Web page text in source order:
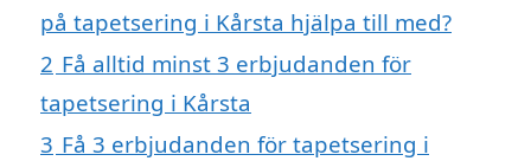
på tapetsering i Kårsta hjälpa till med?
2 Få alltid minst 3 erbjudanden för
tapetsering i Kårsta
3 Få 3 erbjudanden för tapetsering i